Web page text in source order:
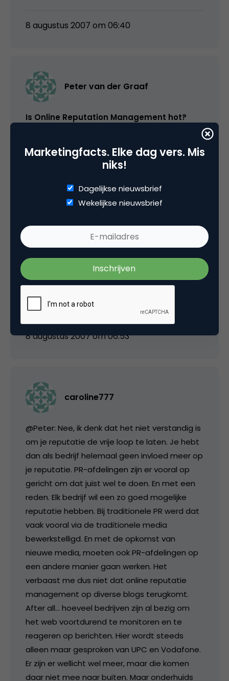
8 augustus 2007 om 06:40
Peter van der Graaf
Is Online Reputation Management hot?
over reputatiemanagement in korte tijd. Is er
wel zoveel vraag naar dergelijke diensten?
Wordt het belang niet zwaar overdreven en is
het niet belangrijker je reputatie de vrije loop
te laten om geloofwaardig te blijven?
Ik zeg niet dat ik hier zo over denk, want ik
verdien ook wat geld met zoekmachine
reputatiemanagement. Het valt me alleen op
dat iedereen het er opeens over heeft. Mijn
Vinden jullie de huidige
aandacht voor ORM overdreven of terecht?
8 augustus 2007 om 06:53
caroline777
@Peter: Nee, ik denk dat het niet verstandig is
om je reputatie de vrije loop te laten. Je hebt
dan als bedrijf helemaal geen invloed meer op
je reputatie. PR-afdelingen zijn er vooral op
gericht om dat juist wel te doen. En met een
reden. Elk bedrijf wil een zo goed mogelijke
reputatie hebben. Bij traditionele PR werd dat
vaak vooral via de traditionele media
bewerkstelligd. En met de opkomst van
nieuwe media, moeten ook PR-afdelingen op
een andere manier gaan werken. Het
verbaast me dus niet dat online reputatie
management op diverse blogs terugkomt.
After all… hoeveel bedrijven zijn al bezig om
het web voortdurend te monitoren en te
reageren op berichten. Hier wordt steeds
alleen maar gesproken van UPC en Vodafone.
Er zijn er wellicht wel meer, maar die komen
daar niet mee naar buiten. Maar onderhuids
Marketingfacts. Elke dag vers. Mis
niks!
Dagelijkse nieuwsbrief
Wekelijkse nieuwsbrief